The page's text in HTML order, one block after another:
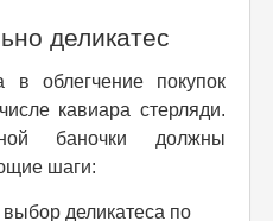
деликатес
в облегчение покупок
кавиара стерляди.
баночки должны
шаги:
деликатеса по